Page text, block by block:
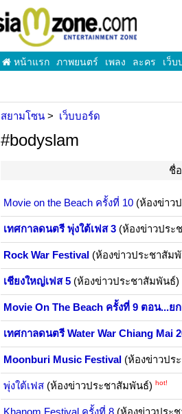
หน้าแรก ภาพยนตร์ เพลง ละคร เว็บ
สยามโซน เว็บบอร์ด
#bodyslam
ชื่
Movie on the Beach ครั้งที่ 10 (ห้องข่าว
เทศกาลดนตรี พุ่งใต้เฟส 3 (ห้องข่าวประ
Rock War Festival (ห้องข่าวประชาสัม
เชียงใหญ่เฟส 5 (ห้องข่าวประชาสัมพันธ์)
Movie On The Beach ครั้งที่ 9 ตอน...ย
เทศกาลดนตรี Water War Chiang Mai
Moonburi Music Festival (ห้องข่าวปร
พุ่งใต้เฟส (ห้องข่าวประชาสัมพันธ์) hot!
Khanom Festival ครั้งที่ 8 (ห้องข่าวประ